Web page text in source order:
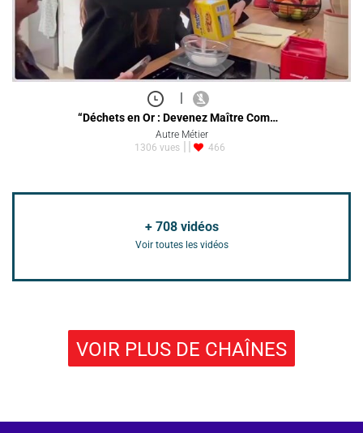
“Déchets en Or : Devenez Maître Com…
Autre Métier
1306 vues
466
+ 708vidéos
Voir toutes les vidéos
VOIR PLUS DE CHAÎNES